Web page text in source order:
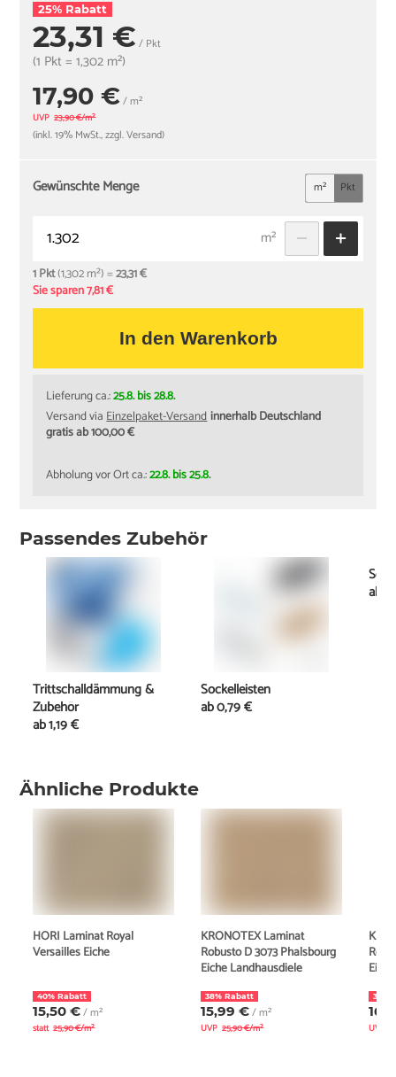
25% Rabatt
23,31 € / Pkt
(1 Pkt = 1,302 m²)
17,90 €/ m²
UVP 23,90 €/m²
(inkl. 19% MwSt., zzgl. Versand)
Gewünschte Menge m² Pkt
m²
1 Pkt(1,302 m²) =23,31 €
Sie sparen 7,81 €
In den Warenkorb
Lieferung ca.:25.8. bis 28.8.
Versand viaEinzelpaket-Versandinnerhalb Deutschland
gratis ab 100,00 €
Abholung vor Ort ca.:22.8. bis 25.8.
Ähnliche Produkte
HORI Laminat Royal
Versailles Eiche
40% Rabatt
15,50 €/ m²
statt 25,90 €/m²
KRONOTEX Laminat
Robusto D 3073 Phalsbourg
Eiche Landhausdiele
38% Rabatt
15,99 €/ m²
UVP 25,90 €/m²
38%
UVP
Passendes Zubehör
Trittschalldämmung &
Zubehör
ab1,19 €
Sockelleisten
ab0,79 €
ab